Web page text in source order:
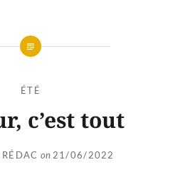
ÉTÉ
c’est tout
on 21/06/2022